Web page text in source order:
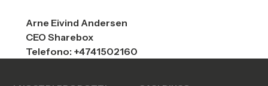
Arne Eivind Andersen
CEO Sharebox
Telefono: +4741502160